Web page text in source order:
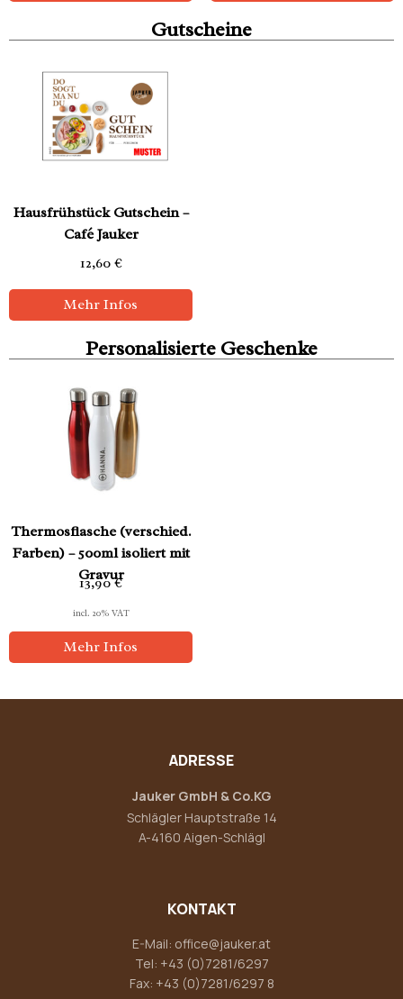
Gutscheine
Hausfrühstück Gutschein –
Café Jauker
12,60 €
Mehr Infos
Personalisierte Geschenke
Thermosflasche (verschied.
Farben) – 500ml isoliert mit
Gravur
13,90€
incl. 20% VAT
Mehr Infos
ADRESSE
Jauker GmbH & Co.KG
Schlägler Hauptstraße 14
A-4160 Aigen-Schlägl
KONTAKT
E-Mail: office@jauker.at
Tel: +43 (0)7281/6297
Fax: +43 (0)7281/6297 8